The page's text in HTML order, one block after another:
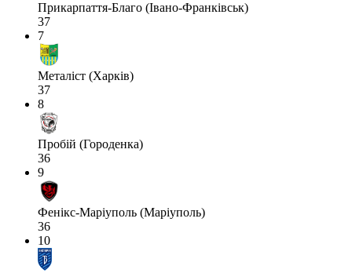
Прикарпаття-Благо (Івано-Франківськ)
37
7
Металіст (Харків)
37
8
Пробій (Городенка)
36
9
Фенікс-Маріуполь (Маріуполь)
36
10